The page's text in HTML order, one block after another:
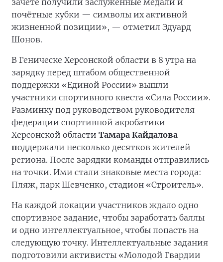
зачете получили заслуженные медали и
почётные кубки — символы их активной
жизненной позиции», — отметил Эдуард
Шонов.
В Геническе Херсонской области в 8 утра на
зарядку перед штабом общественной
поддержки «Единой России» вышли
участники спортивного квеста «Сила России».
Разминку под руководством руководителя
федерации спортивной акробатики
Херсонской области Тамара Кайдалова
поддержали несколько десятков жителей
региона. После зарядки команды отправились
на точки. Ими стали знаковые места города:
Пляж, парк Шевченко, стадион «Строитель».
На каждой локации участников ждало одно
спортивное задание, чтобы заработать баллы
и одно интеллектуальное, чтобы попасть на
следующую точку. Интеллектуальные задания
подготовили активисты «Молодой Гвардии